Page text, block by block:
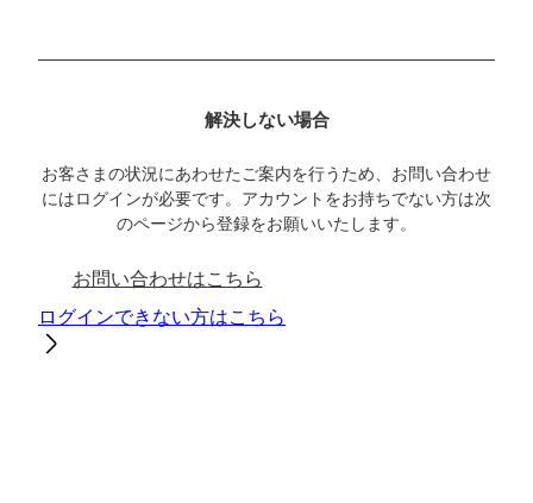
解決しない場合
お客さまの状況にあわせたご案内を行うため、お問い合わせ
にはログインが必要です。アカウントをお持ちでない方は次
のページから登録をお願いいたします。
お問い合わせはこちら
ログインできない方はこちら